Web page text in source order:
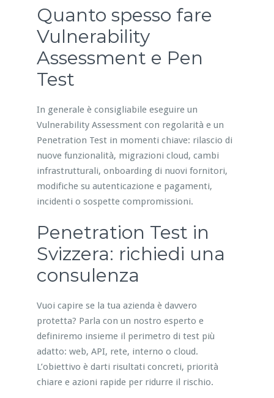
Quanto spesso fare
Vulnerability
Assessment e Pen
Test
In generale è consigliabile eseguire un
Vulnerability Assessment con regolarità e un
Penetration Test in momenti chiave: rilascio di
nuove funzionalità, migrazioni cloud, cambi
infrastrutturali, onboarding di nuovi fornitori,
modifiche su autenticazione e pagamenti,
incidenti o sospette compromissioni.
Penetration Test in
Svizzera: richiedi una
consulenza
Vuoi capire se la tua azienda è davvero
protetta? Parla con un nostro esperto e
definiremo insieme il perimetro di test più
adatto: web, API, rete, interno o cloud.
L’obiettivo è darti risultati concreti, priorità
chiare e azioni rapide per ridurre il rischio.